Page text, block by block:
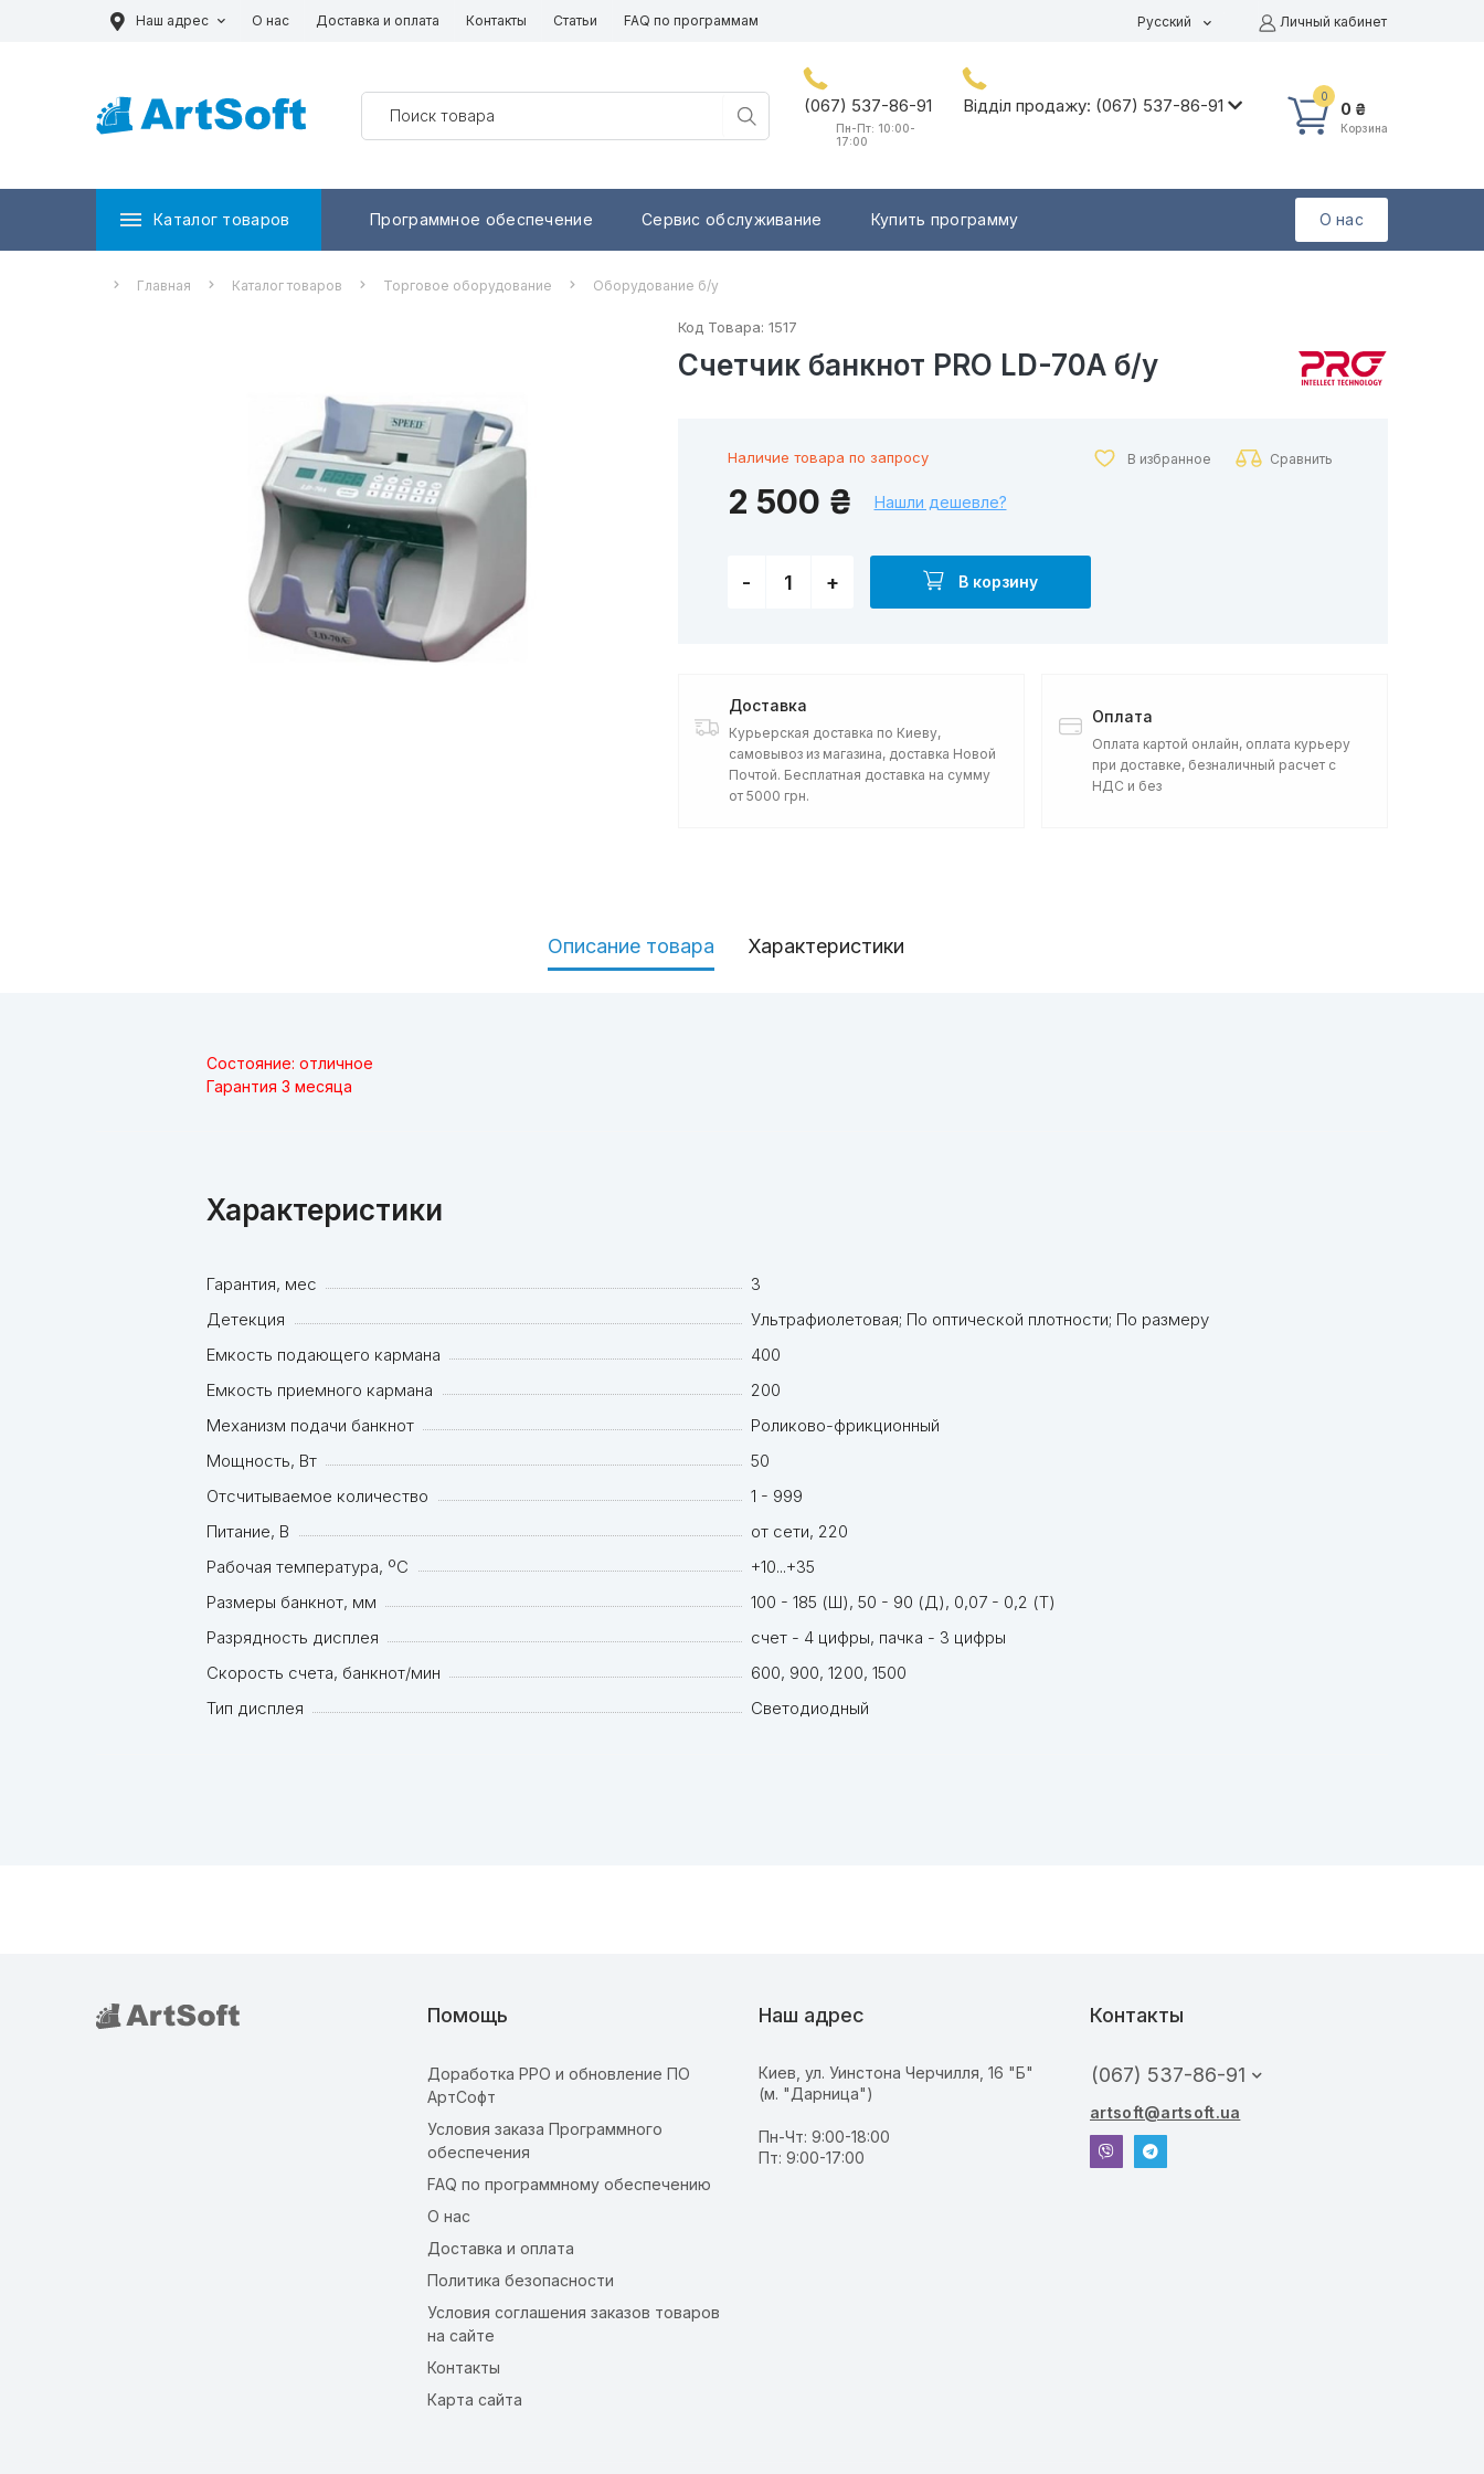
Наш адрес О нас Доставка и оплата Контакты Статьи FAQ по программам Русский Личный кабинет
(067) 537-86-91
Пн-Пт: 10:00-
17:00
Відділ продажу: (067) 537-86-91 0
0 ₴
Корзина
Каталог товаров Программное обеспечение Сервис обслуживание Купить программу О нас
Главная Каталог товаров Торговое оборудование Оборудование б/у
Код Товара: 1517
Счетчик банкнот PRO LD-70A б/у
Наличие товара по запросу В избранное Сравнить
2 500 ₴ Нашли дешевле?
- + В корзину
Доставка
Курьерская доставка по Киеву,
самовывоз из магазина, доставка Новой
Почтой. Бесплатная доставка на сумму
от 5000 грн.
Оплата
Оплата картой онлайн, оплата курьеру
при доставке, безналичный расчет с
НДС и без
Описание товара Характеристики
Состояние: отличное
Гарантия 3 месяца
Характеристики
Гарантия, мес
3
Детекция
Ультрафиолетовая; По оптической плотности; По размеру
Емкость подающего кармана
400
Емкость приемного кармана
200
Механизм подачи банкнот
Роликово-фрикционный
Мощность, Вт
50
Отсчитываемое количество
1 - 999
Питание, В
от сети, 220
Рабочая температура, ºC
+10...+35
Размеры банкнот, мм
100 - 185 (Ш), 50 - 90 (Д), 0,07 - 0,2 (Т)
Разрядность дисплея
счет - 4 цифры, пачка - 3 цифры
Скорость счета, банкнот/мин
600, 900, 1200, 1500
Тип дисплея
Светодиодный
Помощь
Доработка РРО и обновление ПО
АртСофт
Условия заказа Программного
обеспечения
FAQ по программному обеспечению
О нас
Доставка и оплата
Политика безопасности
Условия соглашения заказов товаров
на сайте
Контакты
Карта сайта
Наш адрес
Киев, ул. Уинстона Черчилля, 16 "Б"
(м. "Дарница")
Пн-Чт: 9:00-18:00
Пт: 9:00-17:00
Контакты
(067) 537-86-91
artsoft@artsoft.ua